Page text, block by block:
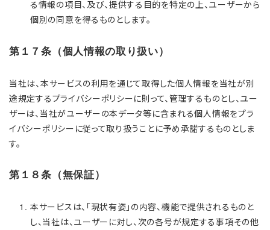
る情報の項目、及び、提供する目的を特定の上、ユーザーから
個別の同意を得るものとします。
第１７条（個人情報の取り扱い）
当社は、本サービスの利用を通じて取得した個人情報を当社が別
途規定するプライバシーポリシーに則って、管理するものとし、ユー
ザーは、当社がユーザーの本データ等に含まれる個人情報をプラ
イバシーポリシーに従って取り扱うことに予め承諾するものとしま
す。
第１８条（無保証）
本サービスは、「現状有姿」の内容、機能で提供されるものと
し、当社は、ユーザーに対し、次の各号が規定する事項その他